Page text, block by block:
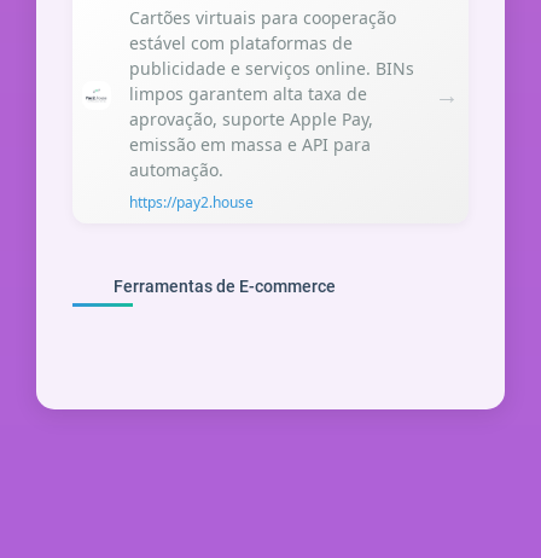
Cartões virtuais para cooperação
estável com plataformas de
publicidade e serviços online. BINs
limpos garantem alta taxa de
aprovação, suporte Apple Pay,
emissão em massa e API para
automação.
https://pay2.house
→
Ferramentas de E-commerce